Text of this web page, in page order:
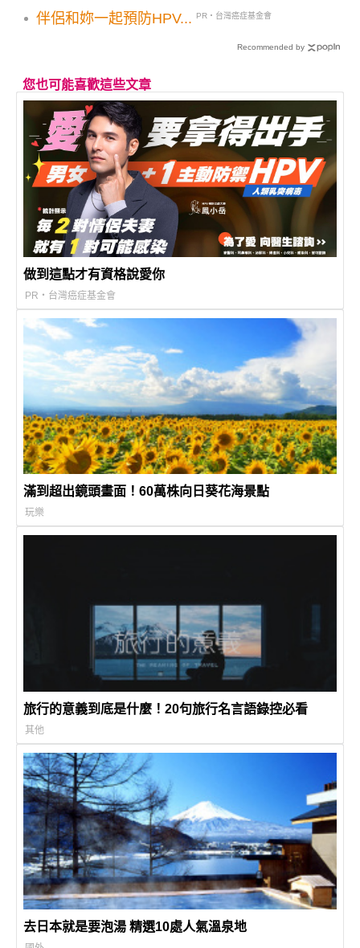
伴侶和妳一起預防HPV... PR・台灣癌症基金會
Recommended by
您也可能喜歡這些文章
做到這點才有資格說愛你
PR・台灣癌症基金會
滿到超出鏡頭畫面！60萬株向日葵花海景點
玩樂
旅行的意義到底是什麼！20句旅行名言語錄控必看
其他
去日本就是要泡湯 精選10處人氣溫泉地